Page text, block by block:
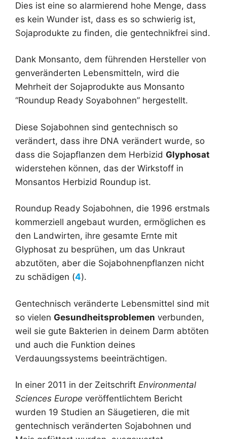
Dies ist eine so alarmierend hohe Menge, dass
es kein Wunder ist, dass es so schwierig ist,
Sojaprodukte zu finden, die gentechnikfrei sind.
Dank Monsanto, dem führenden Hersteller von
genveränderten Lebensmitteln, wird die
Mehrheit der Sojaprodukte aus Monsanto
“Roundup Ready Soyabohnen” hergestellt.
Diese Sojabohnen sind gentechnisch so
verändert, dass ihre DNA verändert wurde, so
dass die Sojapflanzen dem Herbizid Glyphosat
widerstehen können, das der Wirkstoff in
Monsantos Herbizid Roundup ist.
Roundup Ready Sojabohnen, die 1996 erstmals
kommerziell angebaut wurden, ermöglichen es
den Landwirten, ihre gesamte Ernte mit
Glyphosat zu besprühen, um das Unkraut
abzutöten, aber die Sojabohnenpflanzen nicht
zu schädigen (4).
Gentechnisch veränderte Lebensmittel sind mit
so vielen Gesundheitsproblemen verbunden,
weil sie gute Bakterien in deinem Darm abtöten
und auch die Funktion deines
Verdauungssystems beeinträchtigen.
In einer 2011 in der Zeitschrift Environmental
Sciences Europe veröffentlichtem Bericht
wurden 19 Studien an Säugetieren, die mit
gentechnisch veränderten Sojabohnen und